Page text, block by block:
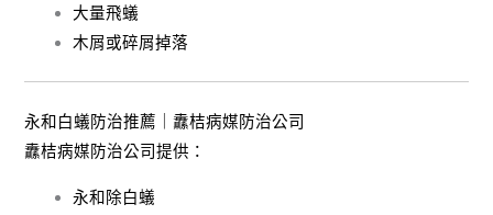
大量飛蟻
木屑或碎屑掉落
永和白蟻防治推薦｜纛桔病媒防治公司
纛桔病媒防治公司提供：
永和除白蟻